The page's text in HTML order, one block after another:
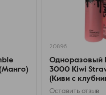
20896
Одноразовый
3000 Kiwi
(Киви с
Оставить отзыв